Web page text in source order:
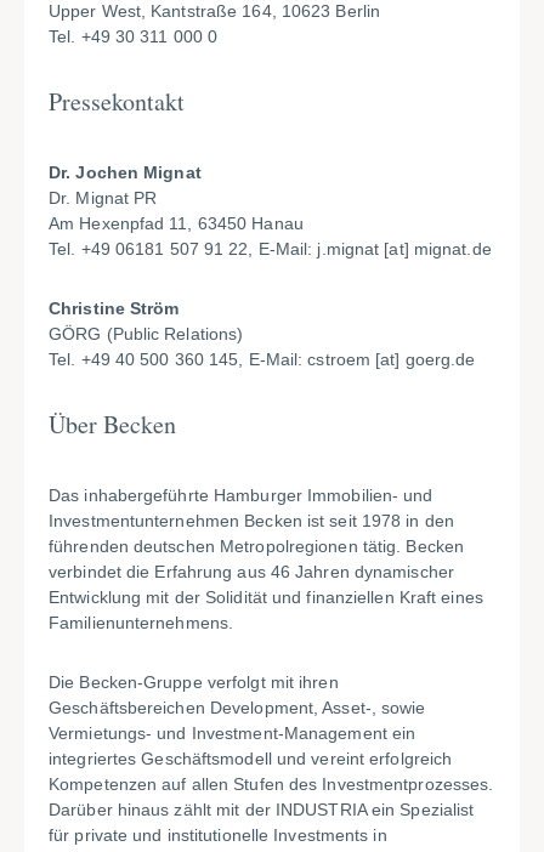
Upper West, Kantstraße 164, 10623 Berlin
Tel. +49 30 311 000 0
Pressekontakt
Dr. Jochen Mignat
Dr. Mignat PR
Am Hexenpfad 11, 63450 Hanau
Tel. +49 06181 507 91 22, E-Mail: j.mignat [at] mignat.de
Christine Ström
GÖRG (Public Relations)
Tel. +49 40 500 360 145, E-Mail:cstroem [at] goerg.de
Über Becken
Das inhabergeführte Hamburger Immobilien- und
Investmentunternehmen Becken ist seit 1978 in den
führenden deutschen Metropolregionen tätig. Becken
verbindet die Erfahrung aus 46 Jahren dynamischer
Entwicklung mit der Solidität und finanziellen Kraft eines
Familienunternehmens.
Die Becken-Gruppe verfolgt mit ihren
Geschäftsbereichen Development, Asset-, sowie
Vermietungs- und Investment-Management ein
integriertes Geschäftsmodell und vereint erfolgreich
Kompetenzen auf allen Stufen des Investmentprozesses.
Darüber hinaus zählt mit der INDUSTRIA ein Spezialist
für private und institutionelle Investments in